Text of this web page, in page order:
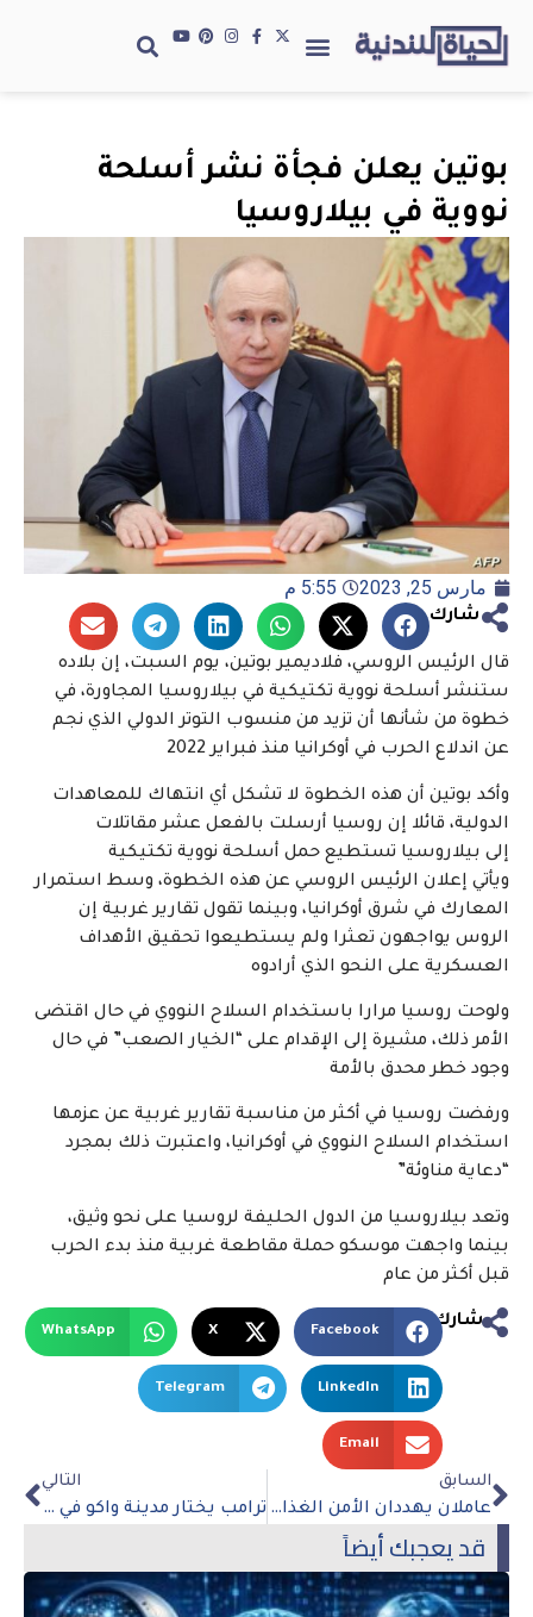
بوتين يعلن فجأة نشر أسلحة
نووية في بيلاروسيا
مارس 25, 2023 5:55 م
شارك
قال الرئيس الروسي، فلاديمير بوتين، يوم السبت، إن بلاده
ستنشر أسلحة نووية تكتيكية في بيلاروسيا المجاورة، في
خطوة من شأنها أن تزيد من منسوب التوتر الدولي الذي نجم
عن اندلاع الحرب في أوكرانيا منذ فبراير 2022
وأكد بوتين أن هذه الخطوة لا تشكل أي انتهاك للمعاهدات
الدولية، قائلا إن روسيا أرسلت بالفعل عشر مقاتلات
إلى بيلاروسيا تستطيع حمل أسلحة نووية تكتيكية
ويأتي إعلان الرئيس الروسي عن هذه الخطوة، وسط استمرار
المعارك في شرق أوكرانيا، وبينما تقول تقارير غربية إن
الروس يواجهون تعثرا ولم يستطيعوا تحقيق الأهداف
العسكرية على النحو الذي أرادوه
ولوحت روسيا مرارا باستخدام السلاح النووي في حال اقتضى
الأمر ذلك، مشيرة إلى الإقدام على “الخيار الصعب” في حال
وجود خطر محدق بالأمة
ورفضت روسيا في أكثر من مناسبة تقارير غربية عن عزمها
استخدام السلاح النووي في أوكرانيا، واعتبرت ذلك بمجرد
“دعاية مناوئة”
وتعد بيلاروسيا من الدول الحليفة لروسيا على نحو وثيق،
بينما واجهت موسكو حملة مقاطعة غربية منذ بدء الحرب
قبل أكثر من عام
شارك
Facebook
X
WhatsApp
LinkedIn
Telegram
Email
السابق
عاملان يهددان الأمن الغذائي بالمنطقة العربية مع حلول شهر رمضان
التالي
ترامب يختار مدينة واكو في تكساس لبدء حملته الانتخابية لعام 2024
قد يعجبك أيضاً